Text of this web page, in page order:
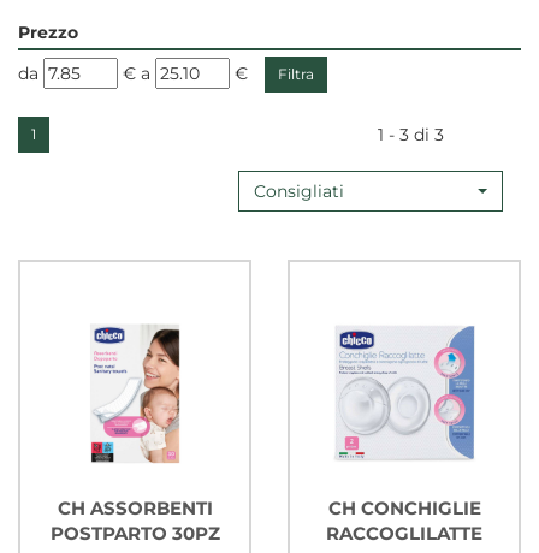
Prezzo
filtra
da € filtra
a €
1 1 - 3 di 3
Consigliati
CH ASSORBENTI
POSTPARTO 30PZ
CH CONCHIGLIE
RACCOGLILATTE